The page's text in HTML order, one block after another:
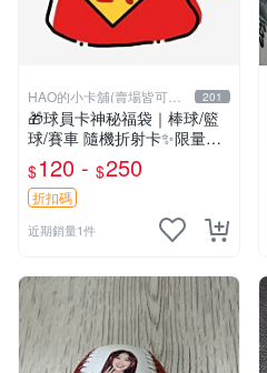
HAO的小卡舖(賣場皆可議
價
201
🎁球員卡神秘福袋｜棒球/籃
球/賽車 隨機折射卡✨限量平
行卡等你抽！
$120 - $250
折扣碼
近期銷量1件